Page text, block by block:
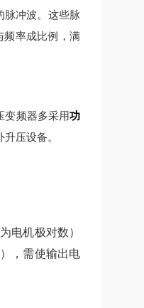
冲波。 这些脉
频率成比例，满
变频器多采用功
压设备。
为电机极对数）
，需使输出电